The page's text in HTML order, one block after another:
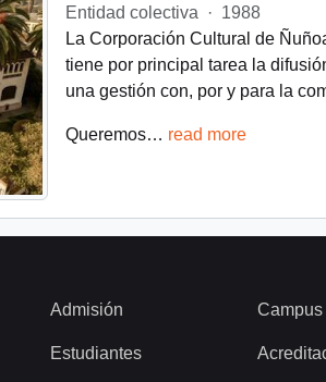
Entidad colectiva
· 1988
La Corporación Cultural de
tiene por principal tarea la
una gestión con, por y para la
Queremos… read more
Admisión
Estudiantes
Campus